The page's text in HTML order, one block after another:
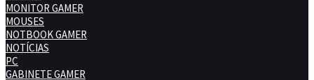
MONITOR GAMER
MOUSES
NOTBOOK GAMER
NOTÍCIAS
PC
GABINETE GAMER